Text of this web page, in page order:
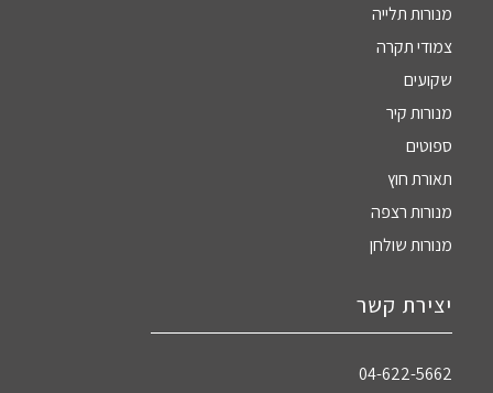
מנורות תלייה
צמודי תקרה
שקועים
מנורות קיר
ספוטים
תאורת חוץ
מנורות רצפה
מנורות שולחן
יצירת קשר
04-622-5662‏